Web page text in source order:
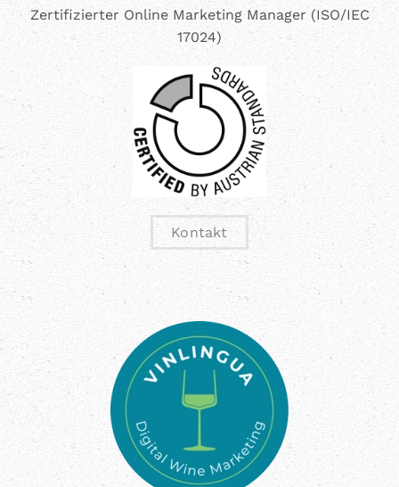
Zertifizierter Online Marketing Manager (ISO/IEC
17024)
Kontakt